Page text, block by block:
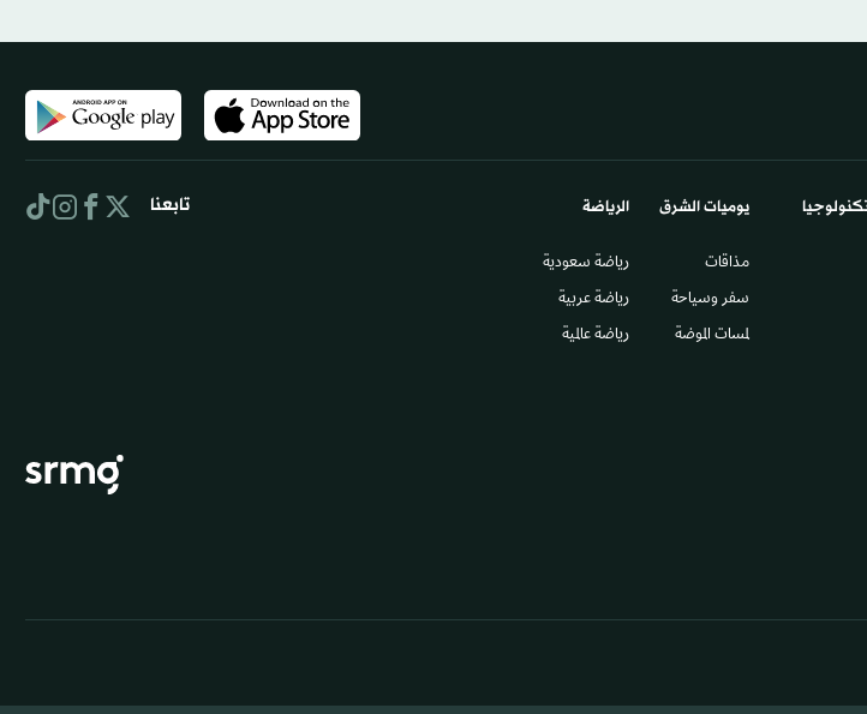
يوميات الشرق​
مذاقات
سفر وسياحة
لمسات الموضة
الرياضة
رياضة سعودية
رياضة عربية
رياضة عالمية
تابعنا